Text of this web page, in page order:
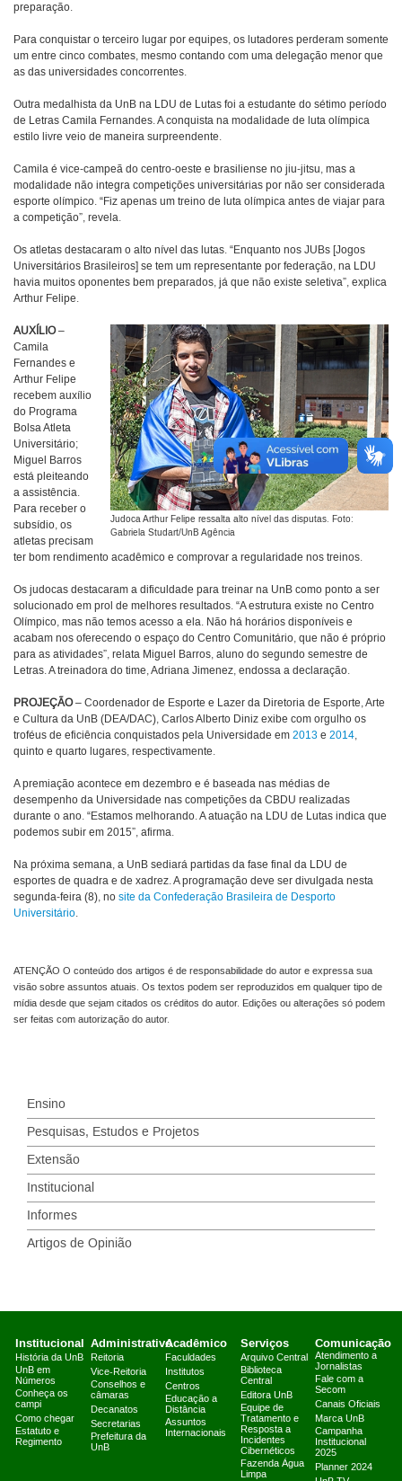
preparação.
Para conquistar o terceiro lugar por equipes, os lutadores perderam somente
um entre cinco combates, mesmo contando com uma delegação menor que
as das universidades concorrentes.
Outra medalhista da UnB na LDU de Lutas foi a estudante do sétimo período
de Letras Camila Fernandes. A conquista na modalidade de luta olímpica
estilo livre veio de maneira surpreendente.
Camila é vice-campeã do centro-oeste e brasiliense no jiu-jitsu, mas a
modalidade não integra competições universitárias por não ser considerada
esporte olímpico. “Fiz apenas um treino de luta olímpica antes de viajar para
a competição”, revela.
Os atletas destacaram o alto nível das lutas. “Enquanto nos JUBs [Jogos
Universitários Brasileiros] se tem um representante por federação, na LDU
havia muitos oponentes bem preparados, já que não existe seletiva”, explica
Arthur Felipe.
Judoca Arthur Felipe ressalta alto nível das disputas. Foto:
Gabriela Studart/UnB Agência
AUXÍLIO–
Camila
Fernandes e
Arthur Felipe
recebem auxílio
do Programa
Bolsa Atleta
Universitário;
Miguel Barros
está pleiteando
a assistência.
Para receber o
subsídio, os
atletas precisam
ter bom rendimento acadêmico e comprovar a regularidade nos treinos.
Os judocas destacaram a dificuldade para treinar na UnB como ponto a ser
solucionado em prol de melhores resultados. “A estrutura existe no Centro
Olímpico, mas não temos acesso a ela. Não há horários disponíveis e
acabam nos oferecendo o espaço do Centro Comunitário, que não é próprio
para as atividades”, relata Miguel Barros, aluno do segundo semestre de
Letras. A treinadora do time, Adriana Jimenez, endossa a declaração.
PROJEÇÃO– Coordenador de Esporte e Lazer da Diretoria de Esporte, Arte
e Cultura da UnB (DEA/DAC), Carlos Alberto Diniz exibe com orgulho os
troféus de eficiência conquistados pela Universidade em 2013 e 2014,
quinto e quarto lugares, respectivamente.
A premiação acontece em dezembro e é baseada nas médias de
desempenho da Universidade nas competições da CBDU realizadas
durante o ano. “Estamos melhorando. A atuação na LDU de Lutas indica que
podemos subir em 2015”, afirma.
Na próxima semana, a UnB sediará partidas da fase final da LDU de
esportes de quadra e de xadrez. A programação deve ser divulgada nesta
segunda-feira (8), no site da Confederação Brasileira de Desporto
Universitário.
ATENÇÃO O conteúdo dos artigos é de responsabilidade do autor e expressa sua
visão sobre assuntos atuais. Os textos podem ser reproduzidos em qualquer tipo de
mídia desde que sejam citados os créditos do autor. Edições ou alterações só podem
ser feitas com autorização do autor.
Ensino
Pesquisas, Estudos e Projetos
Extensão
Institucional
Informes
Artigos de Opinião
Institucional
História da UnB
UnB em
Números
Conheça os
campi
Como chegar
Estatuto e
Regimento
Administrativo
Reitoria
Vice-Reitoria
Conselhos e
câmaras
Decanatos
Secretarias
Prefeitura da
UnB
Acadêmico
Faculdades
Institutos
Centros
Educação a
Distância
Assuntos
Internacionais
Serviços
Arquivo Central
Biblioteca
Central
Editora UnB
Equipe de
Tratamento e
Resposta a
Incidentes
Cibernéticos
Fazenda Água
Limpa
Comunicação
Atendimento a
Jornalistas
Fale com a
Secom
Canais Oficiais
Marca UnB
Campanha
Institucional
2025
Planner 2024